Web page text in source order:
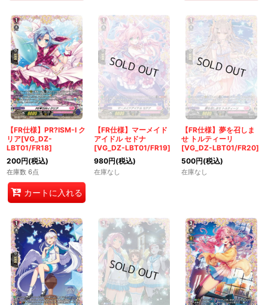
【FR仕様】PR?ISM-I ク
リア[VG_DZ-
LBT01/FR18]
200円(税込)
在庫数 6点
カートに入れる
【FR仕様】マーメイド
アイドル セドナ
[VG_DZ-LBT01/FR19]
980円(税込)
在庫なし
【FR仕様】夢を召しま
せ トルティーリ
[VG_DZ-LBT01/FR20]
500円(税込)
在庫なし